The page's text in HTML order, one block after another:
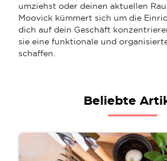
umziehst oder deinen aktuellen
Moovick kümmert sich um die
dich auf dein Geschäft
sie eine funktionale und
schaffen.
Beliebte